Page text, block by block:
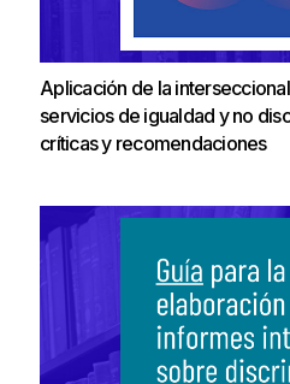
Aplicación de la
servicios de igualdad y no
críticas y recomendaciones